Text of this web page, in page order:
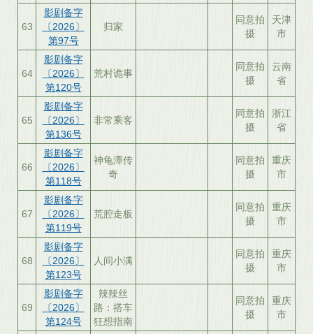
63
影剧备字
〔2026〕
第97号
归家
同意拍
摄
天津
市
64
影剧备字
〔2026〕
第120号
荒村诡事
同意拍
摄
云南
省
65
影剧备字
〔2026〕
第136号
非常乘客
同意拍
摄
浙江
省
66
影剧备字
〔2026〕
第118号
神龟潭传
奇
同意拍
摄
重庆
市
67
影剧备字
〔2026〕
第119号
荒腔走板
同意拍
摄
重庆
市
68
影剧备字
〔2026〕
第123号
人间小满
同意拍
摄
重庆
市
69
影剧备字
〔2026〕
第124号
辣辣丝
路：搭车
狂想指南
同意拍
摄
重庆
市